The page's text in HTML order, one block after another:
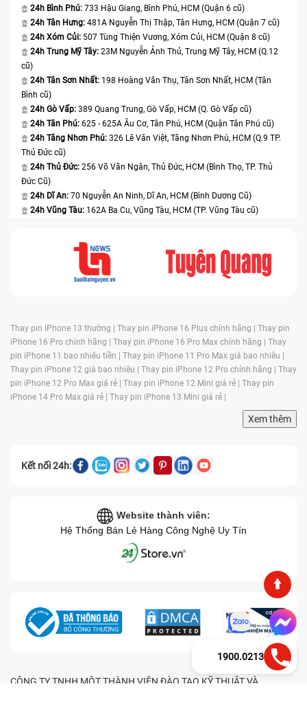
24h Bình Phú: 733 Hậu Giang, Bình Phú, HCM (Quận 6 cũ)
24h Tân Hưng: 481A Nguyễn Thị Thập, Tân Hưng, HCM (Quận 7 cũ)
24h Xóm Củi: 507 Tùng Thiện Vương, Xóm Củi, HCM (Quận 8 cũ)
24h Trung Mỹ Tây: 23M Nguyễn Ảnh Thủ, Trung Mỹ Tây, HCM (Q.12
cũ)
24h Tân Sơn Nhất: 198 Hoàng Văn Thụ, Tân Sơn Nhất, HCM (Tân
Bình cũ)
24h Gò Vấp: 389 Quang Trung, Gò Vấp, HCM (Q. Gò Vấp cũ)
24h Tân Phú: 625 - 625A Âu Cơ, Tân Phú, HCM (Quận Tân Phú cũ)
24h Tăng Nhơn Phú: 326 Lê Văn Việt, Tăng Nhơn Phú, HCM (Q.9 TP.
Thủ Đức cũ)
24h Thủ Đức: 256 Võ Văn Ngân, Thủ Đức, HCM (Bình Thọ, TP. Thủ
Đức Cũ)
24h Dĩ An: 70 Nguyễn An Ninh, Dĩ An, HCM (Bình Dương Cũ)
24h Vũng Tàu: 162A Ba Cu, Vũng Tàu, HCM (TP. Vũng Tàu cũ)
Thay pin iPhone 13 thường | Thay pin iPhone 16 Plus chính hãng | Thay pin
iPhone 16 Pro chính hãng | Thay pin iPhone 16 Pro Max chính hãng | Thay
pin iPhone 11 bao nhiêu tiền | Thay pin iPhone 11 Pro Max giá bao nhiêu |
Thay pin iPhone 12 giá bao nhiêu | Thay pin iPhone 12 Pro chính hãng | Thay
pin iPhone 12 Pro Max giá rẻ | Thay pin iPhone 12 Mini giá rẻ | Thay pin
iPhone 14 Pro Max giá rẻ | Thay pin iPhone 13 Mini giá rẻ |
Xem thêm
Kết nối 24h:
Website thành viên:
Hệ Thống Bán Lẻ Hàng Công Nghệ Uy Tín
CÔNG TY TNHH MỘT THÀNH VIÊN ĐÀO TẠO KỸ THUẬT VÀ
1900.0213